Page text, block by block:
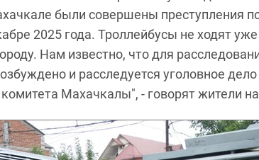
были совершены преступления
2025 года. Троллейбусы не ходят
Нам известно, что для
и расследуется уголовное
Махачкалы", - говорят жители